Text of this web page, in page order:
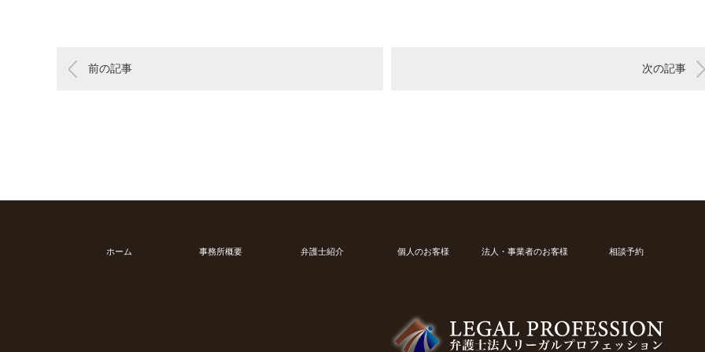
前の記事 次の記事
ホーム 事務所概要 弁護士紹介 個人のお客様 法人・事業者のお客様 相談予約